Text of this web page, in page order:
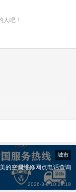
人吧！
城市
的空调维修网点电话查询
2026-3-8 10:29:18